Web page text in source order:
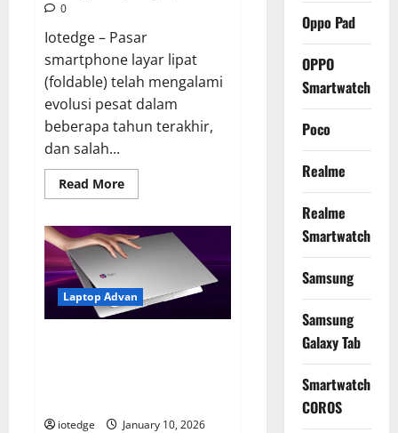
0
Iotedge – Pasar
smartphone layar lipat
(foldable) telah mengalami
evolusi pesat dalam
beberapa tahun terakhir,
dan salah...
Read MoreRead
more
Find
N5:
Bocoran
Spesifikasi,
Ultra-
Tipis,
dan
Laptop Advan
iotedge
January 10, 2026
Oppo Pad
OPPO
Smartwatch
Poco
Realme
Realme
Smartwatch
Samsung
Samsung
Galaxy Tab
Smartwatch
COROS